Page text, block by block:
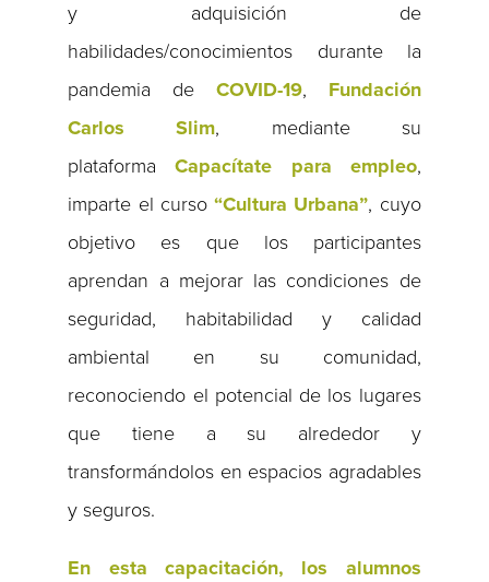
y adquisición de
habilidades/conocimientos durante la
pandemia de COVID-19, Fundación
Carlos Slim, mediante su
plataformaCapacítate para empleo,
imparte el curso“Cultura Urbana”, cuyo
objetivo es que los participantes
aprendan a mejorar las condiciones de
seguridad, habitabilidad y calidad
ambiental en su comunidad,
reconociendo el potencial de los lugares
que tiene a su alrededor y
transformándolos en espacios agradables
y seguros.
En esta capacitación, los alumnos